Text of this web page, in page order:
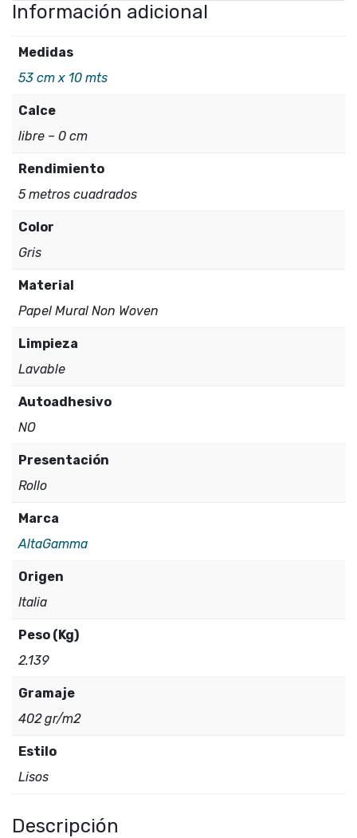
Información adicional
Medidas
53 cm x 10 mts
Calce
libre – 0 cm
Rendimiento
5 metros cuadrados
Color
Gris
Material
Papel Mural Non Woven
Limpieza
Lavable
Autoadhesivo
NO
Presentación
Rollo
Marca
AltaGamma
Origen
Italia
Peso (Kg)
2.139
Gramaje
402 gr/m2
Estilo
Lisos
Descripción